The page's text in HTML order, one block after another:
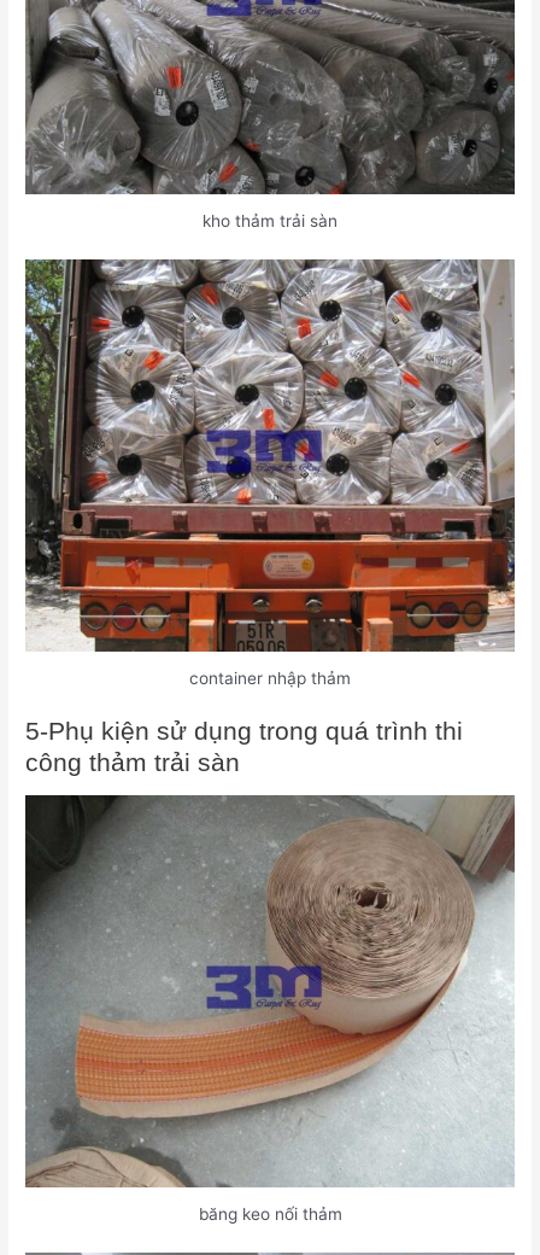
kho thảm trải sàn
container nhập thảm
5-Phụ kiện sử dụng trong quá trình thi
công thảm trải sàn
băng keo nối thảm